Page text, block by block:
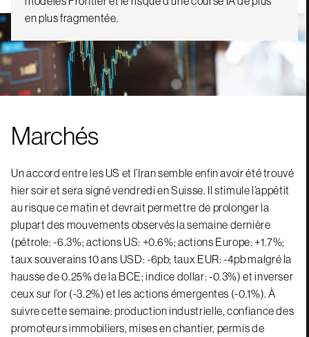
en plus fragmentée.
Marchés
Un accord entre les US et l’Iran semble enfin avoir été trouvé
hier soir et sera signé vendredi en Suisse. Il stimule l’appétit
au risque ce matin et devrait permettre de prolonger la
plupart des mouvements observés la semaine dernière
(pétrole: -6.3%; actions US: +0.6%; actions Europe: +1.7%;
taux souverains 10 ans USD: -6pb; taux EUR: -4pb malgré la
hausse de 0.25% de la BCE; indice dollar: -0.3%) et inverser
ceux sur l’or (-3.2%) et les actions émergentes (-0.1%). À
suivre cette semaine: production industrielle, confiance des
promoteurs immobiliers, mises en chantier, permis de